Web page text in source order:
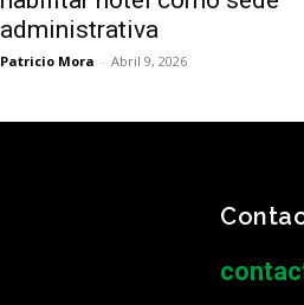
administrativa
Patricio Mora - Abril 9, 2026